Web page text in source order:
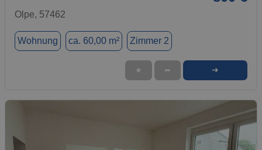
Olpe, 57462
Wohnung ca. 60,00 m² Zimmer 2
★ ➦ ➜